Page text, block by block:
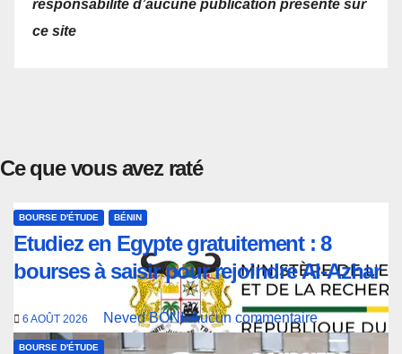
responsabilité d’aucune publication présente sur
ce site
Ce que vous avez raté
BOURSE D'ÉTUDE BÉNIN
Etudiez en Egypte gratuitement : 8
bourses à saisir pour rejoindre Al-Azhar
6 AOÛT 2026 Neved BONIAucun commentaire
BOURSE D'ÉTUDE